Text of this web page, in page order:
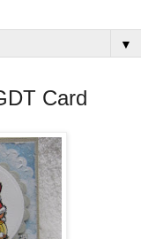
▼
Card